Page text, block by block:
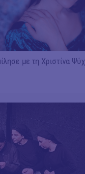
με τη Χριστίνα